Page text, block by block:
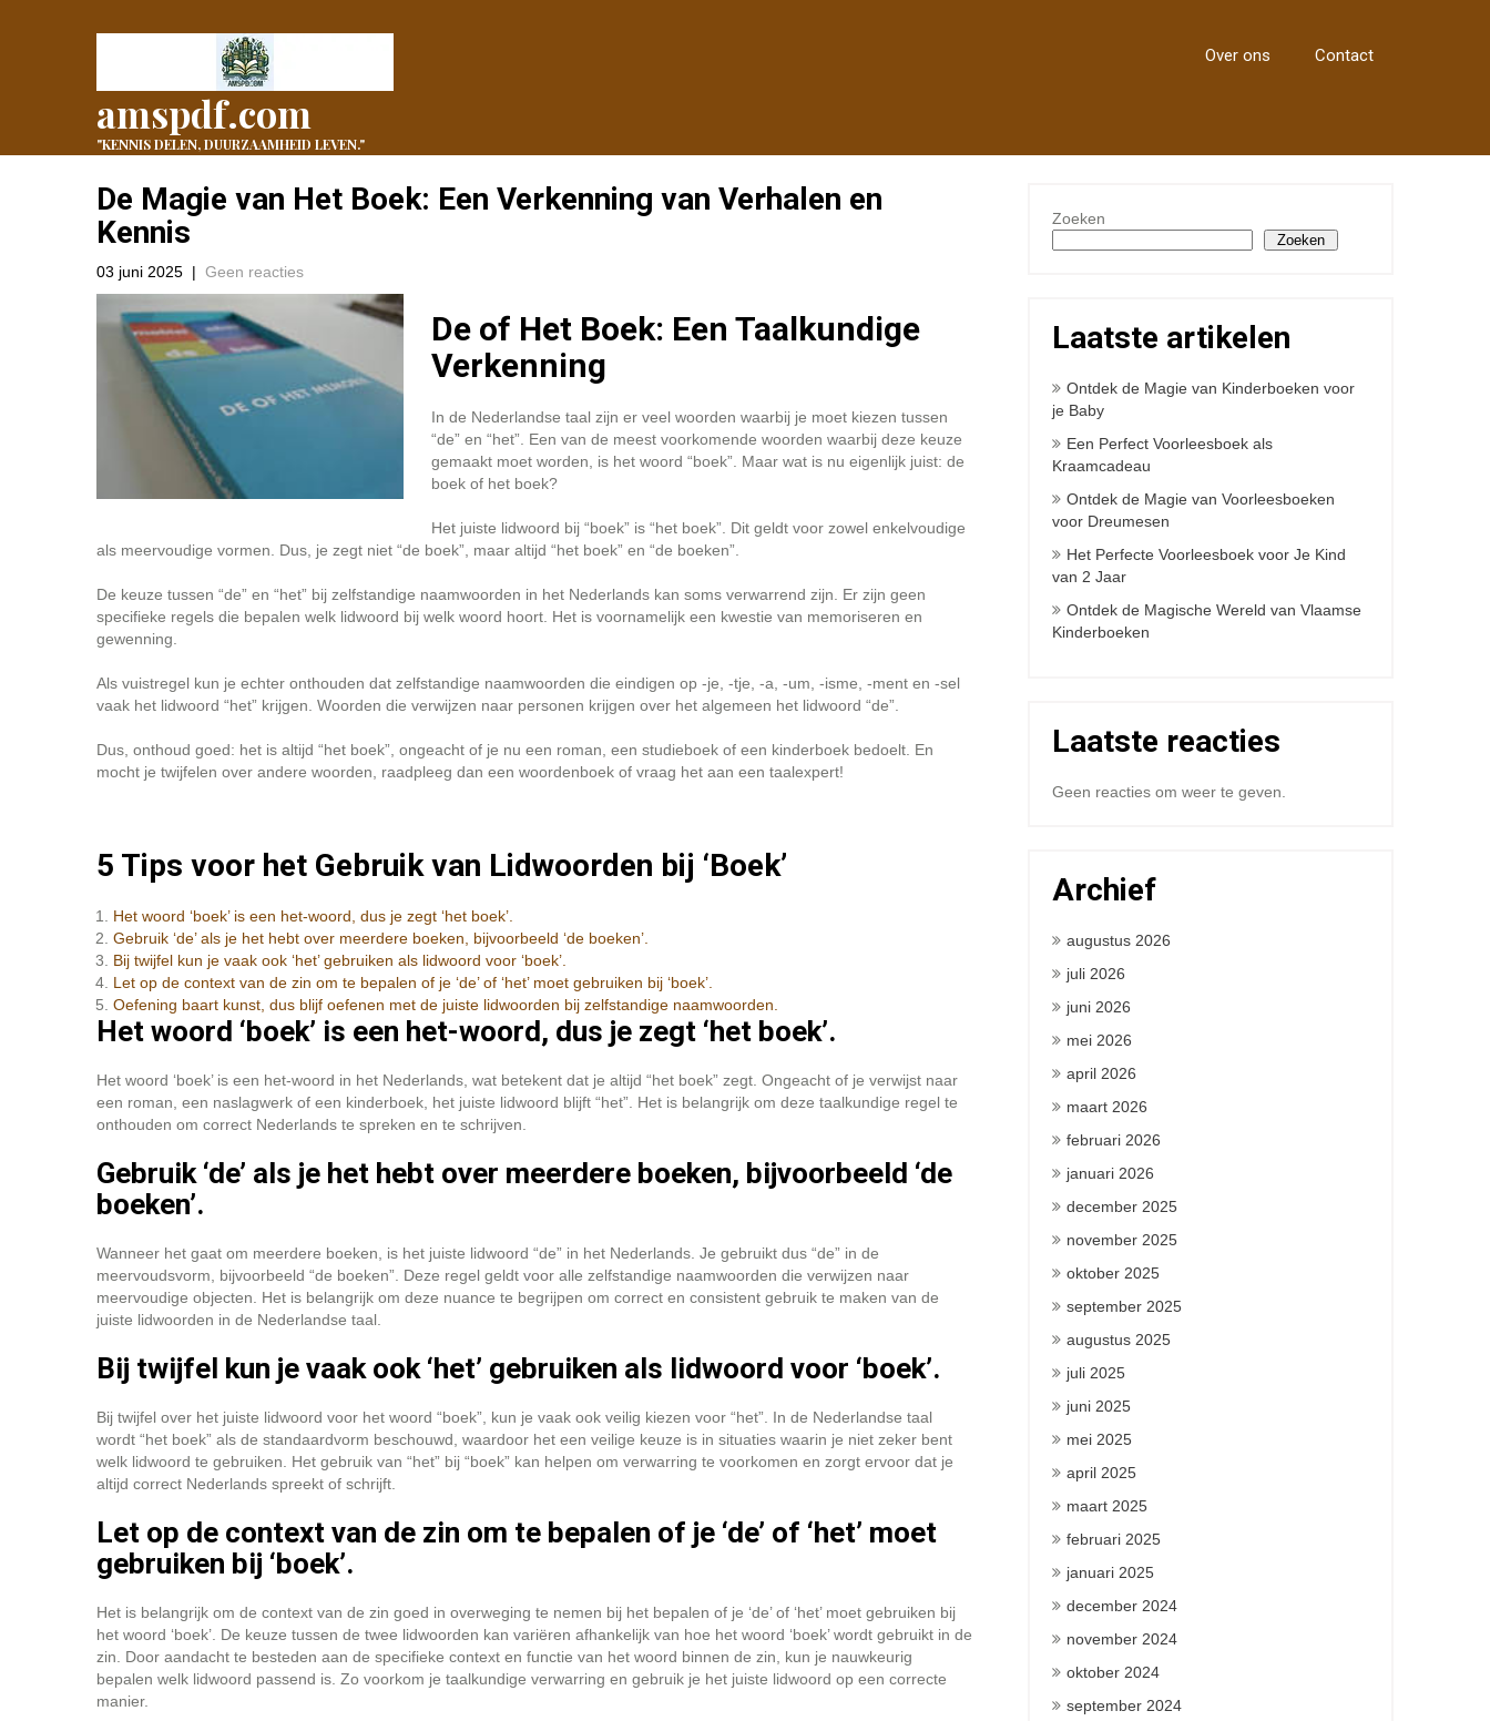
amspdf.com
"KENNIS DELEN, DUURZAAMHEID LEVEN."
Over ons Contact
De Magie van Het Boek: Een Verkenning van Verhalen en
Kennis
03 juni 2025 | Geen reacties
De of Het Boek: Een Taalkundige
Verkenning
In de Nederlandse taal zijn er veel woorden waarbij je moet kiezen tussen
“de” en “het”. Een van de meest voorkomende woorden waarbij deze keuze
gemaakt moet worden, is het woord “boek”. Maar wat is nu eigenlijk juist: de
boek of het boek?
Het juiste lidwoord bij “boek” is “het boek”. Dit geldt voor zowel enkelvoudige
als meervoudige vormen. Dus, je zegt niet “de boek”, maar altijd “het boek” en “de boeken”.
De keuze tussen “de” en “het” bij zelfstandige naamwoorden in het Nederlands kan soms verwarrend zijn. Er zijn geen
specifieke regels die bepalen welk lidwoord bij welk woord hoort. Het is voornamelijk een kwestie van memoriseren en
gewenning.
Als vuistregel kun je echter onthouden dat zelfstandige naamwoorden die eindigen op -je, -tje, -a, -um, -isme, -ment en -sel
vaak het lidwoord “het” krijgen. Woorden die verwijzen naar personen krijgen over het algemeen het lidwoord “de”.
Dus, onthoud goed: het is altijd “het boek”, ongeacht of je nu een roman, een studieboek of een kinderboek bedoelt. En
mocht je twijfelen over andere woorden, raadpleeg dan een woordenboek of vraag het aan een taalexpert!
5 Tips voor het Gebruik van Lidwoorden bij ‘Boek’
Het woord ‘boek’ is een het-woord, dus je zegt ‘het boek’.
Gebruik ‘de’ als je het hebt over meerdere boeken, bijvoorbeeld ‘de boeken’.
Bij twijfel kun je vaak ook ‘het’ gebruiken als lidwoord voor ‘boek’.
Let op de context van de zin om te bepalen of je ‘de’ of ‘het’ moet gebruiken bij ‘boek’.
Oefening baart kunst, dus blijf oefenen met de juiste lidwoorden bij zelfstandige naamwoorden.
Het woord ‘boek’ is een het-woord, dus je zegt ‘het boek’.
Het woord ‘boek’ is een het-woord in het Nederlands, wat betekent dat je altijd “het boek” zegt. Ongeacht of je verwijst naar
een roman, een naslagwerk of een kinderboek, het juiste lidwoord blijft “het”. Het is belangrijk om deze taalkundige regel te
onthouden om correct Nederlands te spreken en te schrijven.
Gebruik ‘de’ als je het hebt over meerdere boeken, bijvoorbeeld ‘de
boeken’.
Wanneer het gaat om meerdere boeken, is het juiste lidwoord “de” in het Nederlands. Je gebruikt dus “de” in de
meervoudsvorm, bijvoorbeeld “de boeken”. Deze regel geldt voor alle zelfstandige naamwoorden die verwijzen naar
meervoudige objecten. Het is belangrijk om deze nuance te begrijpen om correct en consistent gebruik te maken van de
juiste lidwoorden in de Nederlandse taal.
Bij twijfel kun je vaak ook ‘het’ gebruiken als lidwoord voor ‘boek’.
Bij twijfel over het juiste lidwoord voor het woord “boek”, kun je vaak ook veilig kiezen voor “het”. In de Nederlandse taal
wordt “het boek” als de standaardvorm beschouwd, waardoor het een veilige keuze is in situaties waarin je niet zeker bent
welk lidwoord te gebruiken. Het gebruik van “het” bij “boek” kan helpen om verwarring te voorkomen en zorgt ervoor dat je
altijd correct Nederlands spreekt of schrijft.
Let op de context van de zin om te bepalen of je ‘de’ of ‘het’ moet
gebruiken bij ‘boek’.
Het is belangrijk om de context van de zin goed in overweging te nemen bij het bepalen of je ‘de’ of ‘het’ moet gebruiken bij
het woord ‘boek’. De keuze tussen de twee lidwoorden kan variëren afhankelijk van hoe het woord ‘boek’ wordt gebruikt in de
zin. Door aandacht te besteden aan de specifieke context en functie van het woord binnen de zin, kun je nauwkeurig
bepalen welk lidwoord passend is. Zo voorkom je taalkundige verwarring en gebruik je het juiste lidwoord op een correcte
manier.
Zoeken
Zoeken
Laatste artikelen
Ontdek de Magie van Kinderboeken voor
je Baby
Een Perfect Voorleesboek als
Kraamcadeau
Ontdek de Magie van Voorleesboeken
voor Dreumesen
Het Perfecte Voorleesboek voor Je Kind
van 2 Jaar
Ontdek de Magische Wereld van Vlaamse
Kinderboeken
Laatste reacties
Geen reacties om weer te geven.
Archief
augustus 2026
juli 2026
juni 2026
mei 2026
april 2026
maart 2026
februari 2026
januari 2026
december 2025
november 2025
oktober 2025
september 2025
augustus 2025
juli 2025
juni 2025
mei 2025
april 2025
maart 2025
februari 2025
januari 2025
december 2024
november 2024
oktober 2024
september 2024